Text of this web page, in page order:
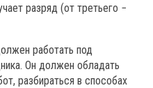
разряд (от третьего −
работать под
Он должен обладать
разбираться в способах